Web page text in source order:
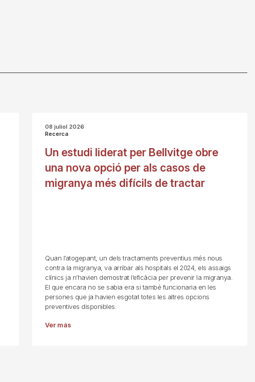
08 juliol 2026
Recerca
Un estudi liderat per Bellvitge obre
una nova opció per als casos de
migranya més difícils de tractar
Quan l’atogepant, un dels tractaments preventius més nous
contra la migranya, va arribar als hospitals el 2024, els assaigs
clínics ja n’havien demostrat l’eficàcia per prevenir la migranya.
El que encara no se sabia era si també funcionaria en les
persones que ja havien esgotat totes les altres opcions
preventives disponibles.
Ver más